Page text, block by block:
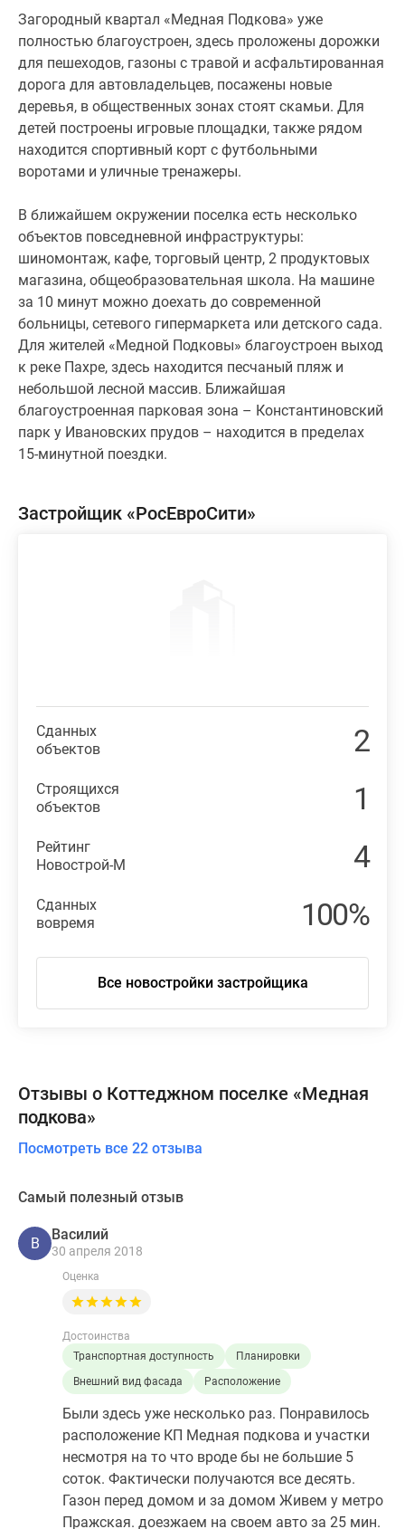
Загородный квартал «Медная Подкова» уже
полностью благоустроен, здесь проложены дорожки
для пешеходов, газоны с травой и асфальтированная
дорога для автовладельцев, посажены новые
деревья, в общественных зонах стоят скамьи. Для
детей построены игровые площадки, также рядом
находится спортивный корт с футбольными
воротами и уличные тренажеры.
В ближайшем окружении поселка есть несколько
объектов повседневной инфраструктуры:
шиномонтаж, кафе, торговый центр, 2 продуктовых
магазина, общеобразовательная школа. На машине
за 10 минут можно доехать до современной
больницы, сетевого гипермаркета или детского сада.
Для жителей «Медной Подковы» благоустроен выход
к реке Пахре, здесь находится песчаный пляж и
небольшой лесной массив. Ближайшая
благоустроенная парковая зона – Константиновский
парк у Ивановских прудов – находится в пределах
15-минутной поездки.
Застройщик «РосЕвроСити»
Сданных
объектов
2
Строящихся
объектов
1
Рейтинг
Новострой-М
4
Сданных
вовремя
100%
Все новостройки застройщика
Отзывы о Коттеджном поселке «Медная
подкова»
Посмотреть все 22 отзыва
Самый полезный отзыв
В
Василий
30 апреля 2018
Оценка
Достоинства
Транспортная доступность
Планировки
Внешний вид фасада
Расположение
Были здесь уже несколько раз. Понравилось
расположение КП Медная подкова и участки
несмотря на то что вроде бы не большие 5
соток. Фактически получаются все десять.
Газон перед домом и за домом Живем у метро
Пражская. доезжаем на своем авто за 25 мин.